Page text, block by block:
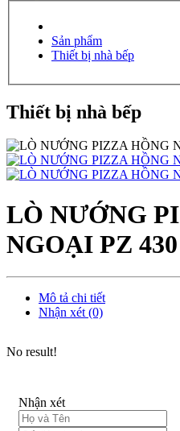
Sản phẩm
Thiết bị nhà bếp
Thiết bị nhà bếp
LÒ NƯỚNG
NGOẠI PZ 430
Mô tả chi tiết
Nhận xét (0)
No result!
Nhận xét